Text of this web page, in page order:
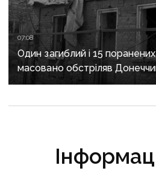
07:08
Один загиблий і 15
масовано обстріляв